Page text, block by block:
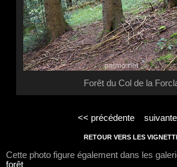
Forêt du Col de la
<< précédente
RETOUR VERS LES
Cette photo figure également dans les
forêt